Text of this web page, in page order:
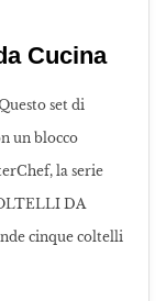
Cucina
set di
un blocco
la serie
DA
cinque coltelli